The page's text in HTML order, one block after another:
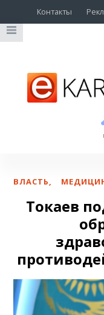
Контакты
ВЛАСТЬ,
Токаев